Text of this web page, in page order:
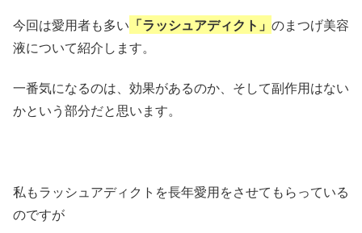
今回は愛用者も多い 「ラッシュアディクト」 のまつげ美容
液について紹介します。
一番気になるのは、効果があるのか、そして副作用はない
かという部分だと思います。
私もラッシュアディクトを長年愛用をさせてもらっている
のですが